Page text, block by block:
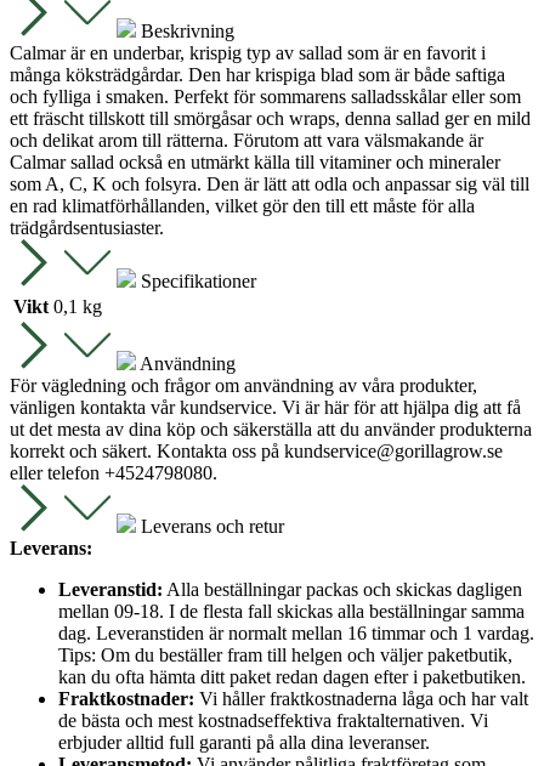
Beskrivning
Calmar är en underbar, krispig typ av sallad som är en favorit i
många köksträdgårdar. Den har krispiga blad som är både saftiga
och fylliga i smaken. Perfekt för sommarens salladsskålar eller som
ett fräscht tillskott till smörgåsar och wraps, denna sallad ger en mild
och delikat arom till rätterna. Förutom att vara välsmakande är
Calmar sallad också en utmärkt källa till vitaminer och mineraler
som A, C, K och folsyra. Den är lätt att odla och anpassar sig väl till
en rad klimatförhållanden, vilket gör den till ett måste för alla
trädgårdsentusiaster.
Specifikationer
Vikt 0,1 kg
Användning
För vägledning och frågor om användning av våra produkter,
vänligen kontakta vår kundservice. Vi är här för att hjälpa dig att få
ut det mesta av dina köp och säkerställa att du använder produkterna
korrekt och säkert. Kontakta oss på kundservice@gorillagrow.se
eller telefon +4524798080.
Leverans och retur
Leverans:
Leveranstid: Alla beställningar packas och skickas dagligen
mellan 09-18. I de flesta fall skickas alla beställningar samma
dag. Leveranstiden är normalt mellan 16 timmar och 1 vardag.
Tips: Om du beställer fram till helgen och väljer paketbutik,
kan du ofta hämta ditt paket redan dagen efter i paketbutiken.
Fraktkostnader: Vi håller fraktkostnaderna låga och har valt
de bästa och mest kostnadseffektiva fraktalternativen. Vi
erbjuder alltid full garanti på alla dina leveranser.